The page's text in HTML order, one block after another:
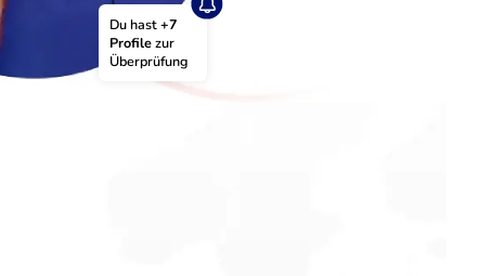
Du hast +7
Profile zur
Überprüfung